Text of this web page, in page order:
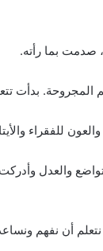
صدمت بما رأته.
بدأت
للفقراء
والعدل
أن نفهم